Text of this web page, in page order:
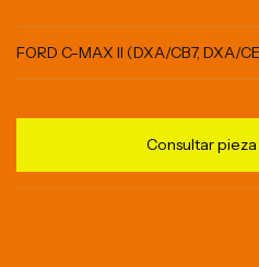
FORD C-MAX II (DXA/CB7, DXA/
Consultar